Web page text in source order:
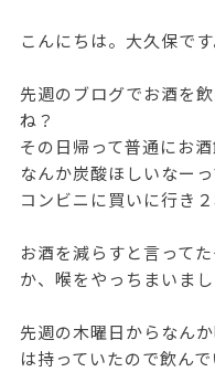
こんにちは。大久保です
先週のブログでお酒を
ね？
その日帰って普通にお酒
なんか炭酸ほしいなー
コンビニに買いに行き２
お酒を減らすと言って
か、喉をやっちまいまし
先週の木曜日からなん
は持っていたので飲ん